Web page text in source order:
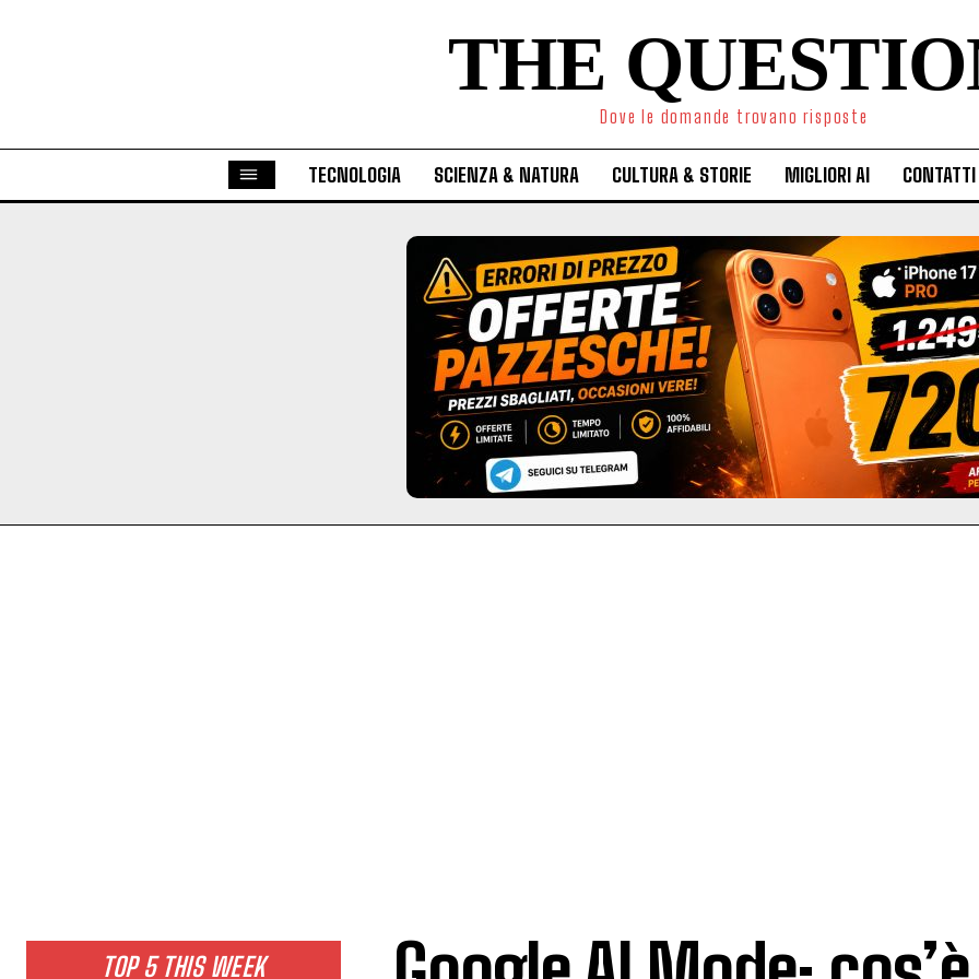
THE
Dove le domande trovano risposte
TECNOLOGIA SCIENZA & NATURA CULTURA & STORIE MIGLIORI AI CONTATTI
TOP 5 THIS WEEK